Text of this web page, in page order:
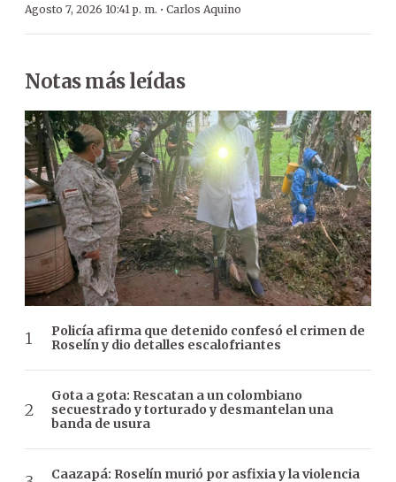
Agosto 7, 2026 10:41 p. m. · Carlos Aquino
Notas más leídas
Policía afirma que detenido confesó el crimen de
Roselín y dio detalles escalofriantes
Gota a gota: Rescatan a un colombiano
secuestrado y torturado y desmantelan una
banda de usura
Caazapá: Roselín murió por asfixia y la violencia